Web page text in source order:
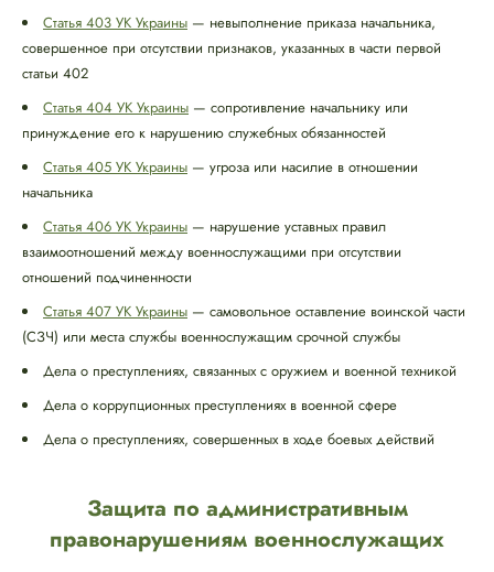
Статья 403 УК Украины — невыполнение приказа начальника,
совершенное при отсутствии признаков, указанных в части первой
статьи 402
Статья 404 УК Украины — сопротивление начальнику или
принуждение его к нарушению служебных обязанностей
Статья 405 УК Украины — угроза или насилие в отношении
начальника
Статья 406 УК Украины — нарушение уставных правил
взаимоотношений между военнослужащими при отсутствии
отношений подчиненности
Статья 407 УК Украины — самовольное оставление воинской части
(СЗЧ) или места службы военнослужащим срочной службы
Дела о преступлениях, связанных с оружием и военной техникой
Дела о коррупционных преступлениях в военной сфере
Дела о преступлениях, совершенных в ходе боевых действий
Защита по административным
правонарушениям военнослужащих